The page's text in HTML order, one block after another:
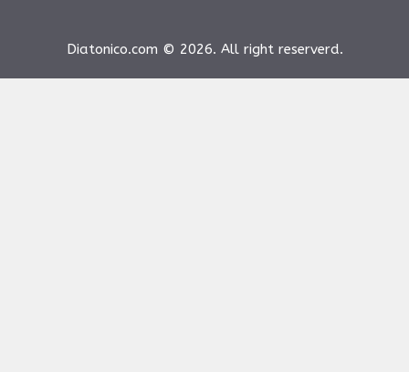
Diatonico.com © 2026. All right reserverd.